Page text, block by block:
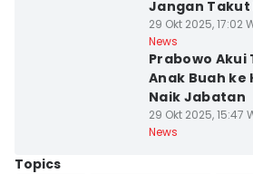
Jangan
29 Okt 2025, 17:02
News
Prabowo
Anak Buah
Naik Jabatan
29 Okt 2025, 15:47
News
Topics